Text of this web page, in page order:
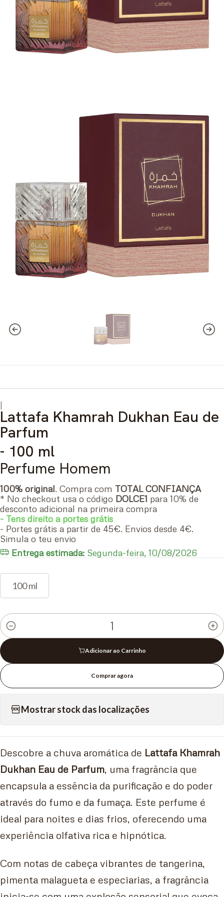
|
Lattafa Khamrah Dukhan Eau de
Parfum
- 100 ml
Perfume Homem
100% original. Compra com TOTAL CONFIANÇA
* No checkout usa o código DOLCE1 para 10% de
desconto adicional na primeira compra
- Tens direito a portes grátis
- Portes grátis a partir de 45€. Envios desde 4€.
Simula o teu envio
Entrega estimada: Segunda-feira, 10/08/2026
100 ml
Quantidade
Adicionar ao Carrinho
Comprar agora
Mostrar stock das localizações
Descobre a chuva aromática de Lattafa Khamrah
Dukhan Eau de Parfum, uma fragrância que
encapsula a essência da purificação e do poder
através do fumo e da fumaça. Este perfume é
ideal para noites e dias frios, oferecendo uma
experiência olfativa rica e hipnótica.
Com notas de cabeça vibrantes de tangerina,
pimenta malagueta e especiarias, a fragrância